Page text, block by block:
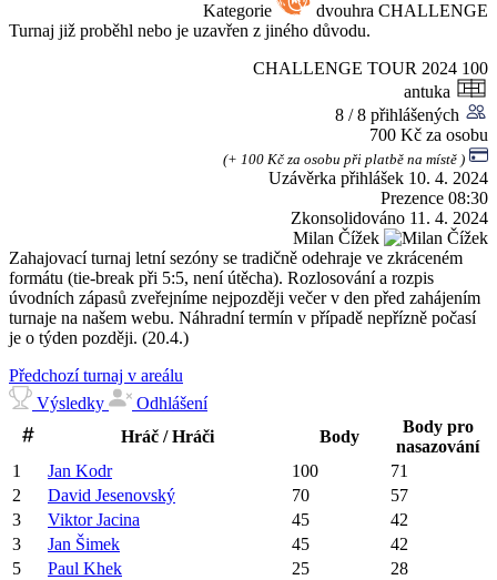
Kategorie
dvouhra CHALLENGE
Turnaj již proběhl nebo je uzavřen z jiného důvodu.
CHALLENGE TOUR 2024 100
antuka
8 / 8 přihlášených
700 Kč za osobu
(+ 100 Kč za osobu při platbě na místě )
Uzávěrka přihlášek 10. 4. 2024
Prezence 08:30
Zkonsolidováno 11. 4. 2024
Milan Čížek
Zahajovací turnaj letní sezóny se tradičně odehraje ve zkráceném
formátu (tie-break při 5:5, není útěcha). Rozlosování a rozpis
úvodních zápasů zveřejníme nejpozději večer v den před zahájením
turnaje na našem webu. Náhradní termín v případě nepřízně počasí
je o týden později. (20.4.)
Předchozí turnaj v areálu
Výsledky
Odhlášení
Hráč / Hráči
Body
Body pro
nasazování
1
Jan Kodr 100
71
2
David Jesenovský 70
57
3
Viktor Jacina 45
42
3
Jan Šimek 45
42
5
Paul Khek 25
28